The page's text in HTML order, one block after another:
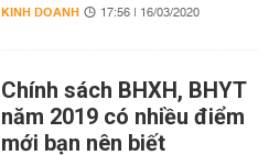
KINH DOANH 17:56 | 16/03/2020
Chính sách BHXH, BHYT
năm 2019 có nhiều điểm
mới bạn nên biết